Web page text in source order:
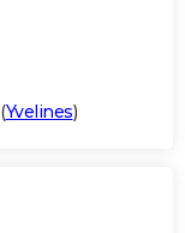
(Yvelines)